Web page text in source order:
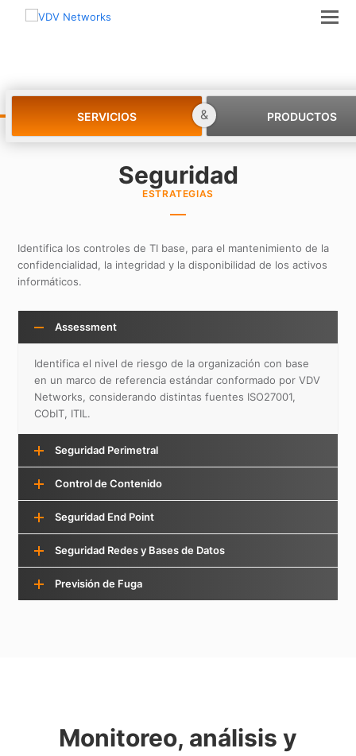
&
SERVICIOS PRODUCTOS
Seguridad
ESTRATEGIAS
Identifica los controles de TI base, para el mantenimiento de la
confidencialidad, la integridad y la disponibilidad de los activos
informáticos.
Assessment
Identifica el nivel de riesgo de la organización con base
en un marco de referencia estándar conformado por VDV
Networks, considerando distintas fuentes ISO27001,
CObIT, ITIL.
Seguridad Perimetral
Control de Contenido
Seguridad End Point
Seguridad Redes y Bases de Datos
Previsión de Fuga
Monitoreo, análisis y